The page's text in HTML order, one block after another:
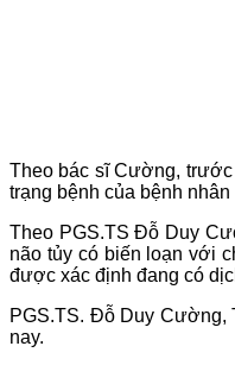
Theo bác sĩ Cường, trước
trạng bệnh của bệnh
Theo PGS.TS Đỗ Duy
não tủy có biến loạn với
được xác định đang có
PGS.TS. Đỗ Duy Cường,
nay.